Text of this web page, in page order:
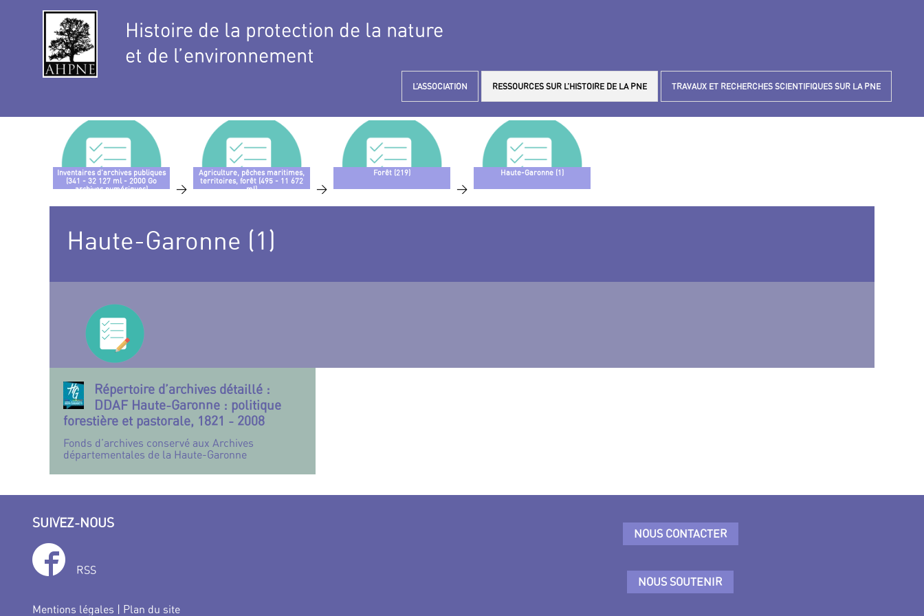
Histoire de la protection de la nature
et de l’environnement
L’ASSOCIATION RESSOURCES SUR L’HISTOIRE DE LA PNE TRAVAUX ET RECHERCHES SCIENTIFIQUES SUR LA PNE
Inventaires d’archives publiques
(341 - 32 127 ml - 2000 Go
archives numériques)
>
Agriculture, pêches maritimes,
territoires, forêt (495 - 11 672
ml)
>
Forêt (219)
>
Haute-Garonne (1)
Haute-Garonne (1)
Répertoire d’archives détaillé :
DDAF Haute-Garonne : politique
forestière et pastorale, 1821 - 2008
Fonds d’archives conservé aux Archives
départementales de la Haute-Garonne
SUIVEZ-NOUS
RSS
Mentions légales | Plan du site
NOUS CONTACTER
NOUS SOUTENIR